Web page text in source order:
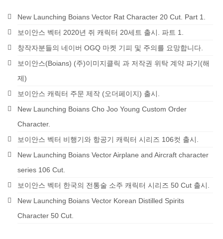
New Launching Boians Vector Rat Character 20 Cut. Part 1.
보이안스 벡터 2020년 쥐 캐릭터 20세트 출시. 파트 1.
창작자분들의 네이버 OGQ 마켓 기피 및 주의를 요망합니다.
보이안스(Boians) (주)이미지클릭 과 저작권 위탁 계약 파기(해
제)
보이안스 캐릭터 주문 제작 (오더페이지) 출시.
New Launching Boians Cho Joo Young Custom Order
Character.
보이안스 벡터 비행기와 항공기 캐릭터 시리즈 106컷 출시.
New Launching Boians Vector Airplane and Aircraft character
series 106 Cut.
보이안스 벡터 한국의 전통술 소주 캐릭터 시리즈 50 Cut 출시.
New Launching Boians Vector Korean Distilled Spirits
Character 50 Cut.